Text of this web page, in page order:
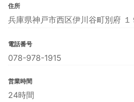
住所
兵庫県神戸市西区伊川谷町別府 １
電話番号
078-978-1915
営業時間
24時間